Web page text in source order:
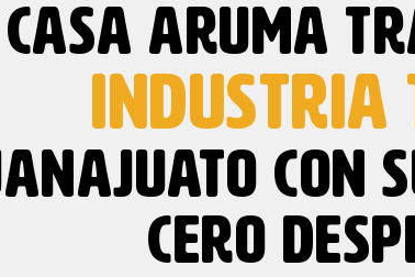
CASA ARUMA
INDUSTRIA
CON
CERO